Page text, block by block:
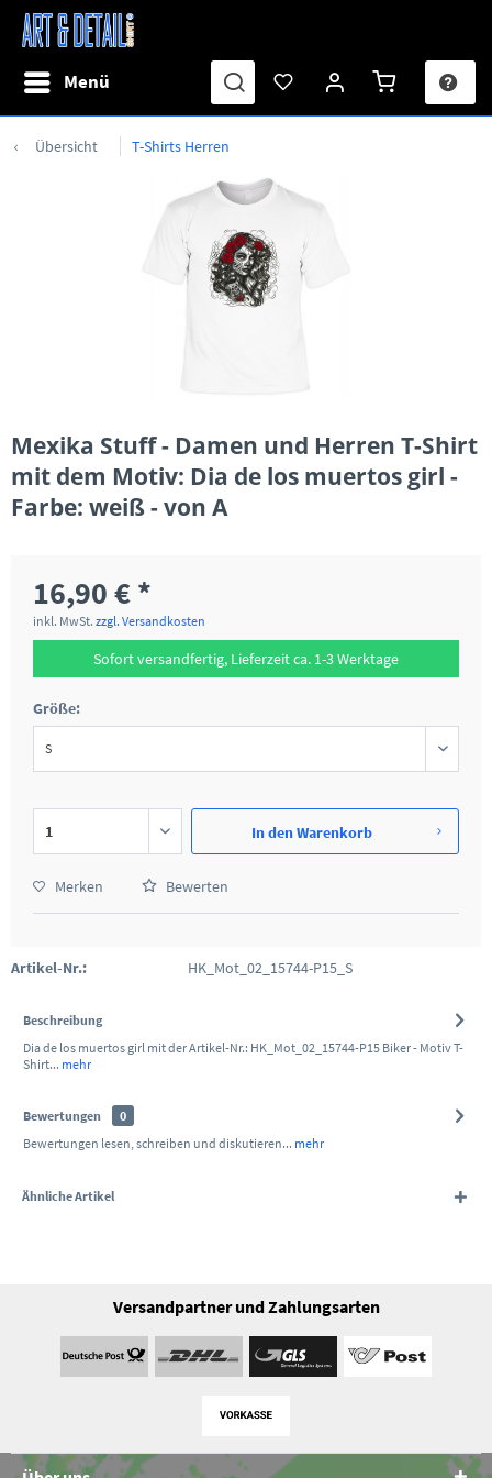
Menü
Übersicht T-Shirts Herren
Mexika Stuff - Damen und Herren T-Shirt
mit dem Motiv: Dia de los muertos girl -
Farbe: weiß - von A
16,90 € *
inkl. MwSt. zzgl. Versandkosten
Sofort versandfertig, Lieferzeit ca. 1-3 Werktage
Größe:
In denWarenkorb
Merken Bewerten
Artikel-Nr.: HK_Mot_02_15744-P15_S
Beschreibung
Dia de los muertos girl mit der Artikel-Nr.: HK_Mot_02_15744-P15 Biker - Motiv T-
Shirt... mehr
Bewertungen
0
Bewertungen lesen, schreiben und diskutieren... mehr
Ähnliche Artikel
Versandpartner und Zahlungsarten